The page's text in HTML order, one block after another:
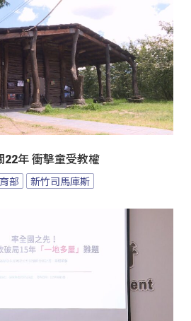
22年 衝擊童受教權
部 新竹司馬庫斯